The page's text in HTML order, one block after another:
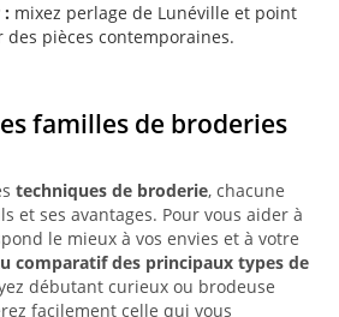
mixez perlage de Lunéville et point
des pièces contemporaines.
familles de broderies
techniques de broderie, chacune
et ses avantages. Pour vous aider à
le mieux à vos envies et à votre
comparatif des principaux types de
débutant curieux ou brodeuse
facilement celle qui vous